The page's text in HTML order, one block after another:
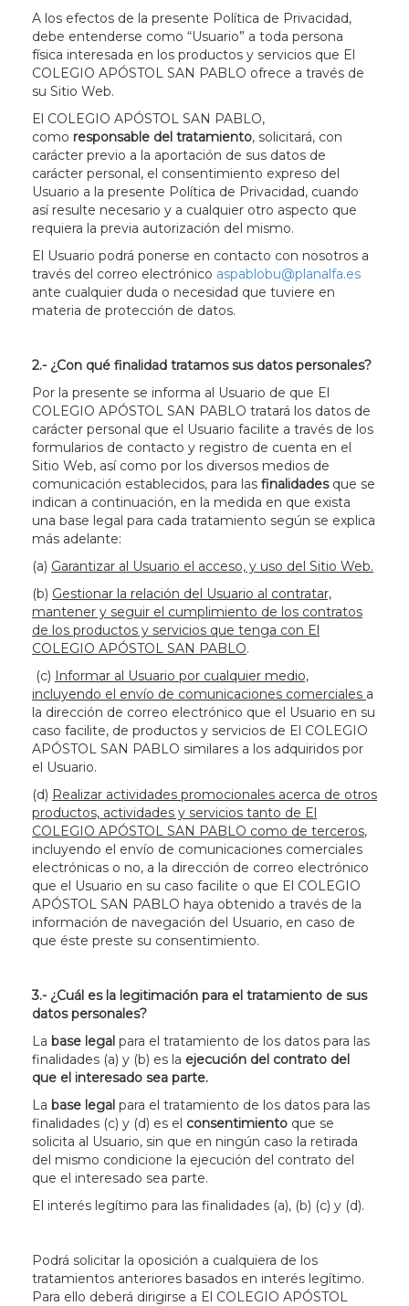
A los efectos de la presente Política de Privacidad,
debe entenderse como “Usuario” a toda persona
física interesada en los productos y servicios que El
COLEGIO APÓSTOL SAN PABLO ofrece a través de
su Sitio Web.
El COLEGIO APÓSTOL SAN PABLO,
como responsable del tratamiento, solicitará, con
carácter previo a la aportación de sus datos de
carácter personal, el consentimiento expreso del
Usuario a la presente Política de Privacidad, cuando
así resulte necesario y a cualquier otro aspecto que
requiera la previa autorización del mismo.
El Usuario podrá ponerse en contacto con nosotros a
través del correo electrónico aspablobu@planalfa.es
ante cualquier duda o necesidad que tuviere en
materia de protección de datos.
2.- ¿Con qué finalidad tratamos sus datos personales?
Por la presente se informa al Usuario de que El
COLEGIO APÓSTOL SAN PABLO tratará los datos de
carácter personal que el Usuario facilite a través de los
formularios de contacto y registro de cuenta en el
Sitio Web, así como por los diversos medios de
comunicación establecidos, para las finalidadesque se
indican a continuación, en la medida en que exista
una base legal para cada tratamiento según se explica
más adelante:
(a) Garantizar al Usuario el acceso, y uso del Sitio Web.
(b) Gestionar la relación del Usuario al contratar,
mantener y seguir el cumplimiento de los contratos
de los productos y servicios que tenga con El
COLEGIO APÓSTOL SAN PABLO.
(c) Informar al Usuario por cualquier medio,
incluyendo el envío de comunicaciones comerciales a
la dirección de correo electrónico que el Usuario en su
caso facilite, de productos y servicios de El COLEGIO
APÓSTOL SAN PABLO similares a los adquiridos por
el Usuario.
(d) Realizar actividades promocionales acerca de otros
productos, actividades y servicios tanto de El
COLEGIO APÓSTOL SAN PABLO como de terceros,
incluyendo el envío de comunicaciones comerciales
electrónicas o no, a la dirección de correo electrónico
que el Usuario en su caso facilite o que El COLEGIO
APÓSTOL SAN PABLO haya obtenido a través de la
información de navegación del Usuario, en caso de
que éste preste su consentimiento.
3.- ¿Cuál es la legitimación para el tratamiento de sus
datos personales?
La base legal para el tratamiento de los datos para las
finalidades (a) y (b) es la ejecución del contrato del
que el interesado sea parte.
La base legal para el tratamiento de los datos para las
finalidades (c) y (d) es el consentimiento que se
solicita al Usuario, sin que en ningún caso la retirada
del mismo condicione la ejecución del contrato del
que el interesado sea parte.
El interés legítimo para las finalidades (a), (b) (c) y (d).
Podrá solicitar la oposición a cualquiera de los
tratamientos anteriores basados en interés legítimo.
Para ello deberá dirigirse a El COLEGIO APÓSTOL